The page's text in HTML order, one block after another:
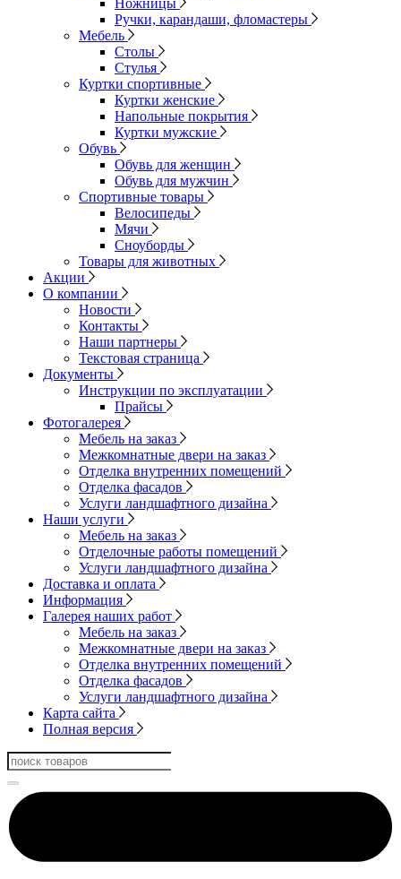
Ручки, карандаши, фломастеры
Мебель
Столы
Стулья
Куртки спортивные
Куртки женские
Напольные покрытия
Куртки мужские
Обувь
Обувь для женщин
Обувь для мужчин
Спортивные товары
Велосипеды
Мячи
Сноуборды
Товары для животных
Акции
О компании
Новости
Контакты
Наши партнеры
Текстовая страница
Документы
Инструкции по эксплуатации
Прайсы
Фотогалерея
Мебель на заказ
Межкомнатные двери на заказ
Отделка внутренних помещений
Отделка фасадов
Услуги ландшафтного дизайна
Наши услуги
Мебель на заказ
Отделочные работы помещений
Услуги ландшафтного дизайна
Доставка и оплата
Информация
Галерея наших работ
Мебель на заказ
Межкомнатные двери на заказ
Отделка внутренних помещений
Отделка фасадов
Услуги ландшафтного дизайна
Карта сайта
Полная версия